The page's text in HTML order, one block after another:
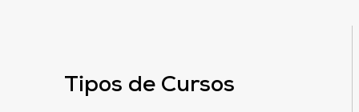
Tipos de Cursos